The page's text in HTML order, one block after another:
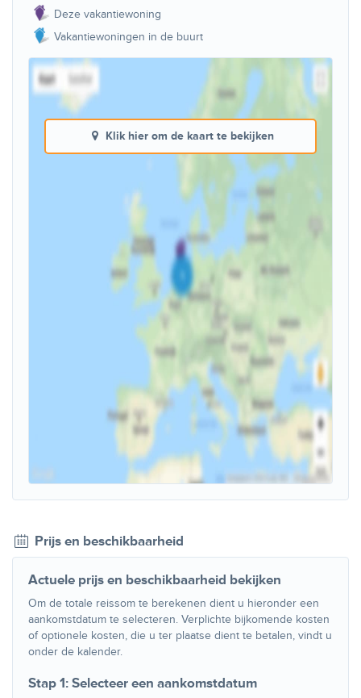
Deze vakantiewoning
Vakantiewoningen in de buurt
Klik hier om de kaart te bekijken
Prijs en beschikbaarheid
Actuele prijs en beschikbaarheid bekijken
Om de totale reissom te berekenen dient u hieronder een
aankomstdatum te selecteren. Verplichte bijkomende kosten
of optionele kosten, die u ter plaatse dient te betalen, vindt u
onder de kalender.
Stap 1: Selecteer een aankomstdatum